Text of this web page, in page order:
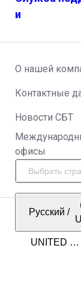
и
О нашей
Контактные
Новости СБТ
офисы
Русский /